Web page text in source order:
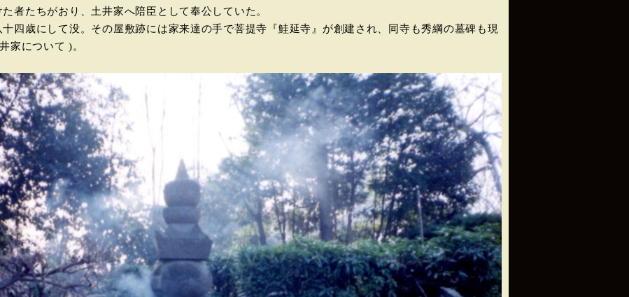
者たちがおり、土井家へ陪臣として奉公していた。
四歳にして没。その屋敷跡には家来達の手で菩提寺『鮭延寺』が創建され、同寺も秀綱の墓碑も現
家について )。